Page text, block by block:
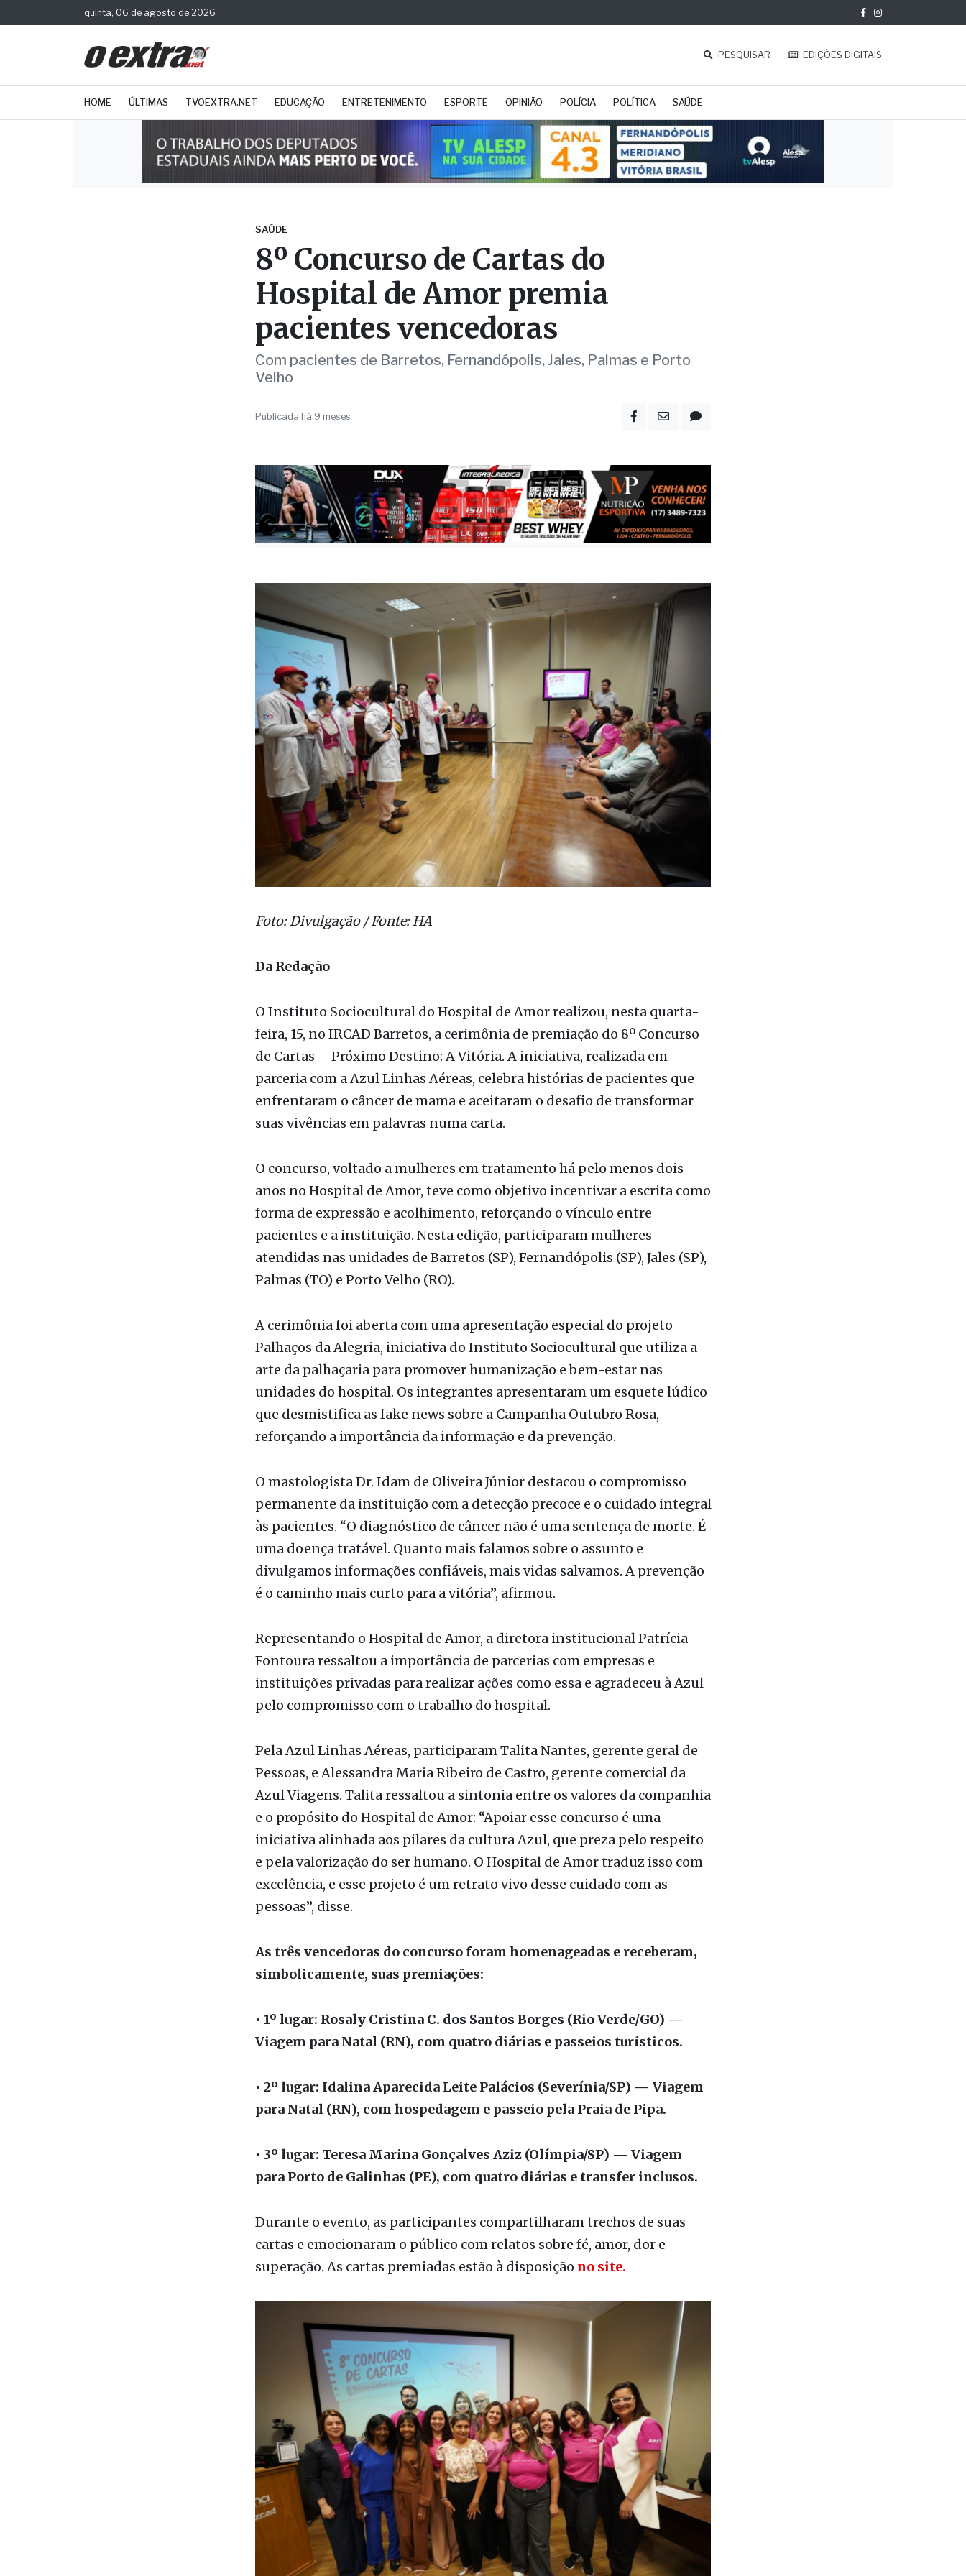
quinta, 06 de agosto de 2026
PESQUISAR EDIÇÕES DIGITAIS
HOME ÚLTIMAS TVOEXTRA.NET EDUCAÇÃO ENTRETENIMENTO ESPORTE OPINIÃO POLÍCIA POLÍTICA SAÚDE
SAÚDE
8º Concurso de Cartas do
Hospital de Amor premia
pacientes vencedoras
Velho
Publicada há 9 meses
Foto: Divulgação / Fonte: HA
Da Redação
O Instituto Sociocultural do Hospital de Amor realizou, nesta quarta-
feira, 15, no IRCAD Barretos, a cerimônia de premiação do 8º Concurso
parceria com a Azul Linhas Aéreas, celebra histórias de pacientes que
enfrentaram o câncer de mama e aceitaram o desafio de transformar
suas vivências em palavras numa carta.
O concurso, voltado a mulheres em tratamento há pelo menos dois
anos no Hospital de Amor, teve como objetivo incentivar a escrita como
pacientes e a instituição. Nesta edição, participaram mulheres
atendidas nas unidades de Barretos (SP), Fernandópolis (SP), Jales (SP),
Palmas (TO) e Porto Velho (RO).
A cerimônia foi aberta com uma apresentação especial do projeto
Palhaços da Alegria, iniciativa do Instituto Sociocultural que utiliza a
unidades do hospital. Os integrantes apresentaram um esquete lúdico
que desmistifica as fake news sobre a Campanha Outubro Rosa,
reforçando a importância da informação e da prevenção.
O mastologista Dr. Idam de Oliveira Júnior destacou o compromisso
permanente da instituição com a detecção precoce e o cuidado integral
uma doença tratável. Quanto mais falamos sobre o assunto e
divulgamos informações confiáveis, mais vidas salvamos. A prevenção
é o caminho mais curto para a vitória”, afirmou.
Fontoura ressaltou a importância de parcerias com empresas e
instituições privadas para realizar ações como essa e agradeceu à Azul
pelo compromisso com o trabalho do hospital.
Pela Azul Linhas Aéreas, participaram Talita Nantes, gerente geral de
Pessoas, e Alessandra Maria Ribeiro de Castro, gerente comercial da
Azul Viagens. Talita ressaltou a sintonia entre os valores da companhia
e o propósito do Hospital de Amor: “Apoiar esse concurso é uma
e pela valorização do ser humano. O Hospital de Amor traduz isso com
excelência, e esse projeto é um retrato vivo desse cuidado com as
As três vencedoras do concurso foram homenageadas e receberam,
• 1º lugar: Rosaly Cristina C. dos Santos Borges (Rio Verde/GO) —
• 2º lugar: Idalina Aparecida Leite Palácios (Severínia/SP) — Viagem
• 3º lugar: Teresa Marina Gonçalves Aziz (Olímpia/SP) — Viagem
para Porto de Galinhas (PE), com quatro diárias e transfer inclusos.
Durante o evento, as participantes compartilharam trechos de suas
cartas e emocionaram o público com relatos sobre fé, amor, dor e
superação. As cartas premiadas estão à disposição